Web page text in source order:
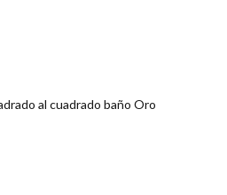
al cuadrado baño Oro